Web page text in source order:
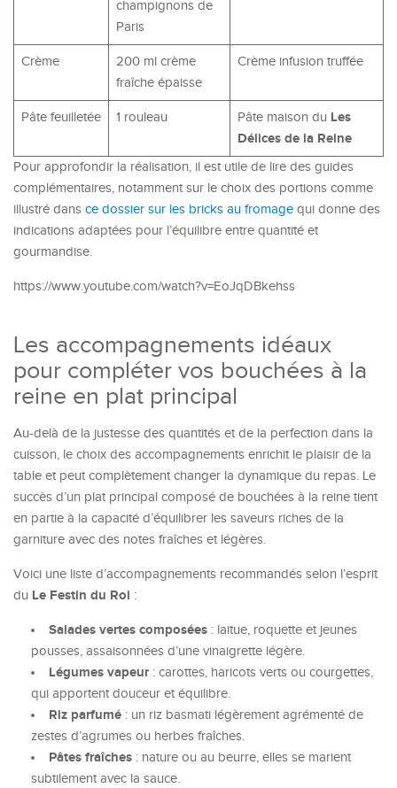
champignons de
Paris
Crème
200 ml crème
fraîche épaisse
Crème infusion truffée
Pâte feuilletée 1 rouleau Pâte maison du Les
Délices de la Reine
Pour approfondir la réalisation, il est utile de lire des guides
complémentaires, notamment sur le choix des portions comme
illustré dans ce dossier sur les bricks au fromage qui donne des
indications adaptées pour l’équilibre entre quantité et
gourmandise.
https://www.youtube.com/watch?v=EoJqDBkehss
Les accompagnements idéaux
pour compléter vos bouchées à la
reine en plat principal
Au-delà de la justesse des quantités et de la perfection dans la
cuisson, le choix des accompagnements enrichit le plaisir de la
table et peut complètement changer la dynamique du repas. Le
succès d’un plat principal composé de bouchées à la reine tient
en partie à la capacité d’équilibrer les saveurs riches de la
garniture avec des notes fraîches et légères.
Voici une liste d’accompagnements recommandés selon l’esprit
du Le Festin du Roi :
Salades vertes composées : laitue, roquette et jeunes
pousses, assaisonnées d’une vinaigrette légère.
Légumes vapeur: carottes, haricots verts ou courgettes,
qui apportent douceur et équilibre.
Riz parfumé : un riz basmati légèrement agrémenté de
zestes d’agrumes ou herbes fraîches.
Pâtes fraîches : nature ou au beurre, elles se marient
subtilement avec la sauce.